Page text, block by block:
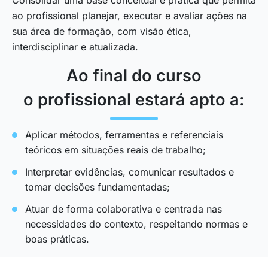
ao profissional planejar, executar e avaliar ações na
sua área de formação, com visão ética,
interdisciplinar e atualizada.
Ao final do curso
o profissional estará apto a:
Aplicar métodos, ferramentas e referenciais
teóricos em situações reais de trabalho;
Interpretar evidências, comunicar resultados e
tomar decisões fundamentadas;
Atuar de forma colaborativa e centrada nas
necessidades do contexto, respeitando normas e
boas práticas.